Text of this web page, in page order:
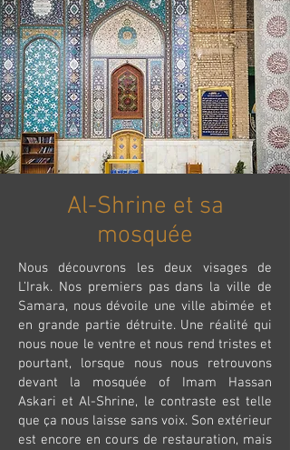
Al-Shrine et sa
mosquée
Nous découvrons les deux visages de
L’Irak. Nos premiers pas dans la ville de
Samara, nous dévoile une ville abimée et
en grande partie détruite. Une réalité qui
nous noue le ventre et nous rend tristes et
pourtant, lorsque nous nous retrouvons
devant la mosquée of Imam Hassan
Askari et Al-Shrine, le contraste est telle
que ça nous laisse sans voix. Son extérieur
est encore en cours de restauration, mais